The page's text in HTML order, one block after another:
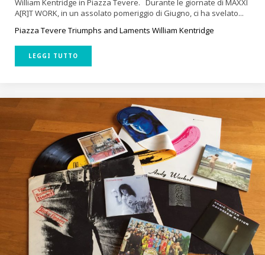
William Kentridge in Piazza Tevere. Durante le giornate di MAXXI
A[R]T WORK, in un assolato pomeriggio di Giugno, ci ha svelato...
Piazza Tevere Triumphs and Laments William Kentridge
LEGGI TUTTO